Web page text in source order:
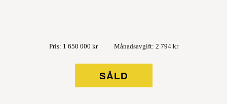
Pris: 1 650 000 kr Månadsavgift: 2 794 kr
SÅLD